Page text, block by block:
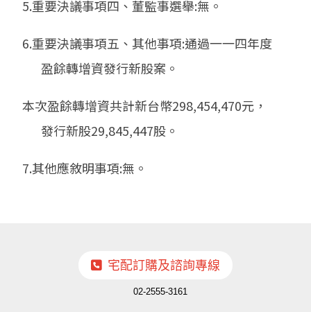
5.重要決議事項四、董監事選舉:無。
6.重要決議事項五、其他事項:通過一一四年度
盈餘轉增資發行新股案。
本次盈餘轉增資共計新台幣298,454,470元，
發行新股29,845,447股。
7.其他應敘明事項:無。
宅配訂購及諮詢專線
02-2555-3161